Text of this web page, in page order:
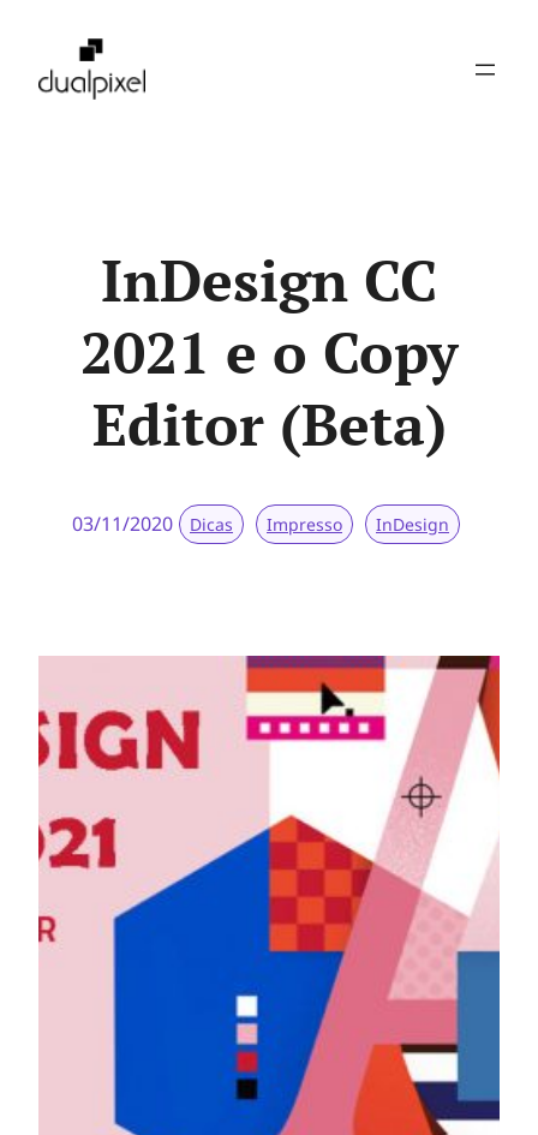
InDesign CC
2021 e o Copy
Editor (Beta)
03/11/2020 Dicas Impresso InDesign